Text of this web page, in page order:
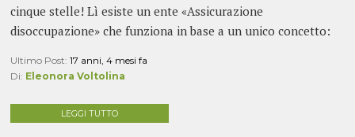
cinque stelle! Lì esiste un ente «Assicurazione
disoccupazione» che funziona in base a un unico concetto:
Ultimo Post:17 anni, 4 mesi fa
Di: Eleonora Voltolina
LEGGI TUTTO